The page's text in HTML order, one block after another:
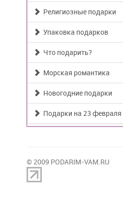
Религиозные подарки
Упаковка подарков
Что подарить?
Морская романтика
Новогодние подарки
Подарки на 23 февраля
© 2009 PODARIM-VAM.RU